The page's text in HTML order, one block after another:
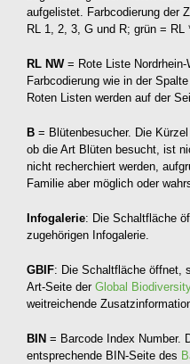
aufgelistet. Farbcodierung der
RL 1, 2, 3, G und R; grün =
RL NW= Rote Liste Nordrhein-
Farbcodierung wie in der
Roten Listen werden auf der
B= Blütenbesucher. Die
ob die Art Blüten besucht, ist
nicht recherchiert werden,
Familie aber möglich oder
Infogalerie: Die Schaltfläche
zugehörigen Infogalerie.
GBIF: Die Schaltfläche öffnet,
Art-Seite der Global
weitreichende
BIN = Barcode Index Number.
entsprechende BIN-Seite des